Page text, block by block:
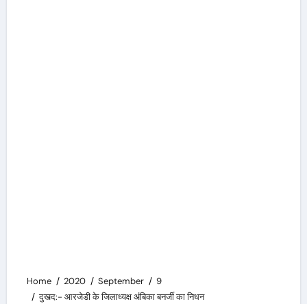
Home 2020 September
9
दुखद:- आरजेडी के जिलाध्यक्ष अंबिका बनर्जी का निधन